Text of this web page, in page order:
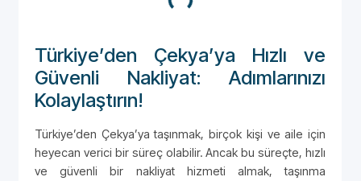
Türkiye’den Çekya’ya Hızlı ve
Güvenli Nakliyat: Adımlarınızı
Kolaylaştırın!
Türkiye’den Çekya’ya taşınmak, birçok kişi ve aile için
heyecan verici bir süreç olabilir. Ancak bu süreçte, hızlı
ve güvenli bir nakliyat hizmeti almak, taşınma